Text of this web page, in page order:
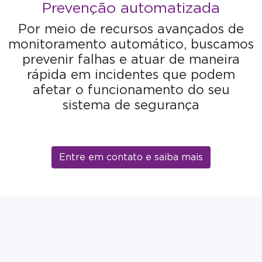
Prevenção automatizada
Por meio de recursos avançados de
monitoramento automático, buscamos
prevenir falhas e atuar de maneira
rápida em incidentes que podem
afetar o funcionamento do seu
sistema de segurança
Entre em contato e saiba mais